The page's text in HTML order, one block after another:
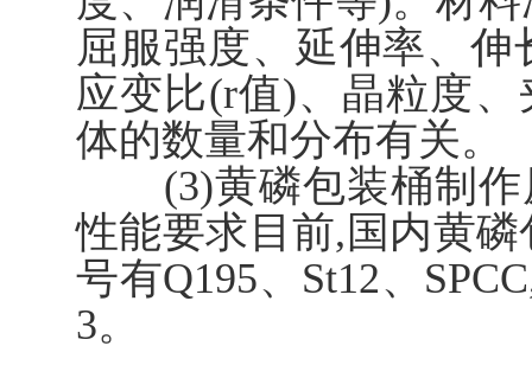
屈服强度、延伸率、
应变比(r值)、晶粒度
体的数量和分布有关。
(3)黄磷包装桶制作
性能要求目前,国内黄
号有Q195、St12、
3。